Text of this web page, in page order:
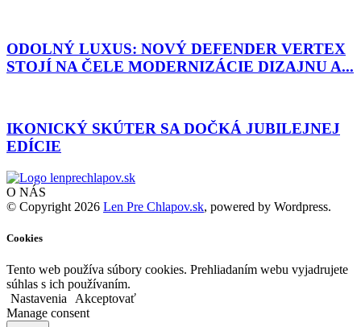
ODOLNÝ LUXUS: NOVÝ DEFENDER VERTEX
STOJÍ NA ČELE MODERNIZÁCIE DIZAJNU A...
IKONICKÝ SKÚTER SA DOČKÁ JUBILEJNEJ
EDÍCIE
O NÁS
© Copyright 2026 Len Pre Chlapov.sk, powered by Wordpress.
Cookies
Tento web používa súbory cookies. Prehliadaním webu vyjadrujete
súhlas s ich používaním.
Nastavenia
Akceptovať
Manage consent